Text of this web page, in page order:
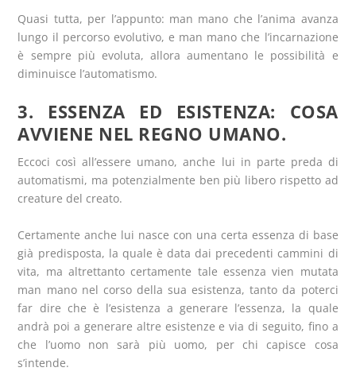
Quasi tutta, per l’appunto: man mano che l’anima avanza
lungo il percorso evolutivo, e man mano che l’incarnazione
è sempre più evoluta, allora aumentano le possibilità e
diminuisce l’automatismo.
3. ESSENZA ED ESISTENZA: COSA
AVVIENE NEL REGNO UMANO.
Eccoci così all’essere umano, anche lui in parte preda di
automatismi, ma potenzialmente ben più libero rispetto ad
creature del creato.
Certamente anche lui nasce con una certa essenza di base
già predisposta, la quale è data dai precedenti cammini di
vita, ma altrettanto certamente tale essenza vien mutata
man mano nel corso della sua esistenza, tanto da poterci
far dire che è l’esistenza a generare l’essenza, la quale
andrà poi a generare altre esistenze e via di seguito, fino a
che l’uomo non sarà più uomo, per chi capisce cosa
s’intende.